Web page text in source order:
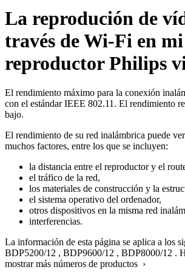
La reprodución de
través de Wi-Fi en mi
reproductor Philips
El rendimiento máximo para la conexión
con el estándar IEEE 802.11. El rendimiento
bajo.
El rendimiento de su red inalámbrica puede
muchos factores, entre los que se incluyen:
la distancia entre el reproductor y el
el tráfico de la red,
los materiales de construcción y la
el sistema operativo del ordenador,
otros dispositivos en la misma red
interferencias.
La información de esta página se aplica a los
BDP5200/12 , BDP9600/12 , BDP8000/12 .
mostrar más números de productos ›